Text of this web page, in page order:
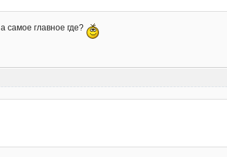
а самое главное где?